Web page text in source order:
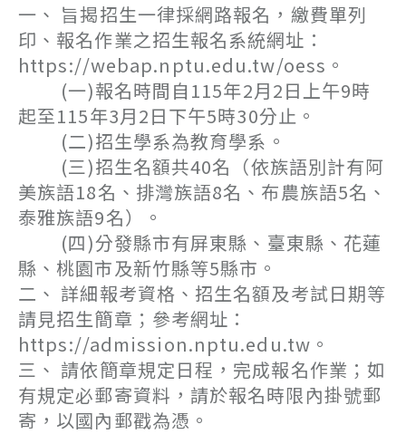
一、 旨揭招生一律採網路報名，繳費單列
印、報名作業之招生報名系統網址：
https://webap.nptu.edu.tw/oess。
(一)報名時間自115年2月2日上午9時
起至115年3月2日下午5時30分止。
(二)招生學系為教育學系。
(三)招生名額共40名（依族語別計有阿
美族語18名、排灣族語8名、布農族語5名、
泰雅族語9名）。
(四)分發縣市有屏東縣、臺東縣、花蓮
縣、桃園市及新竹縣等5縣市。
二、 詳細報考資格、招生名額及考試日期等
請見招生簡章；參考網址：
https://admission.nptu.edu.tw。
三、 請依簡章規定日程，完成報名作業；如
有規定必郵寄資料，請於報名時限內掛號郵
寄，以國內郵戳為憑。